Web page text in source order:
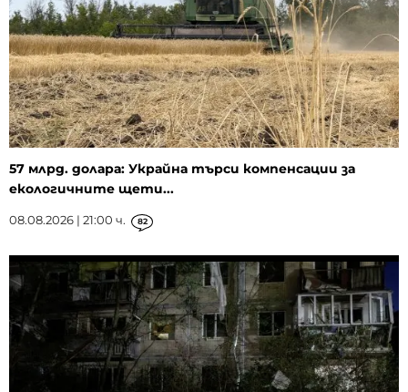
57 млрд. долара: Украйна търси компенсации за
екологичните щети...
08.08.2026 | 21:00 ч. 82